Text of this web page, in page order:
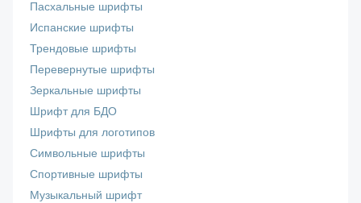
Пасхальные шрифты
Испанские шрифты
Трендовые шрифты
Перевернутые шрифты
Зеркальные шрифты
Шрифт для БДО
Шрифты для логотипов
Символьные шрифты
Спортивные шрифты
Музыкальный шрифт